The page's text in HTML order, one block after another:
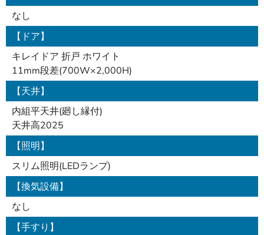
なし
【ドア】
キレイドア 折戸 ホワイト
11mm段差(700W×2,000H)
【天井】
内組平天井(廻し縁付)
天井高2025
【照明】
スリム照明(LEDランプ)
【換気設備】
なし
【手すり】